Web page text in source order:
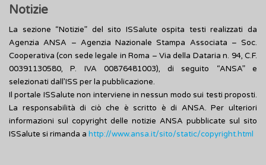
Notizie
La sezione “Notizie” del sito ISSalute ospita testi realizzati da
Agenzia ANSA – Agenzia Nazionale Stampa Associata – Soc.
Cooperativa (con sede legale in Roma – Via della Dataria n. 94, C.F.
00391130580, P. IVA 00876481003), di seguito “ANSA” e
selezionati dall’ISS per la pubblicazione.
Il portale ISSalute non interviene in nessun modo sui testi proposti.
La responsabilità di ciò che è scritto è di ANSA. Per ulteriori
informazioni sul copyright delle notizie ANSA pubblicate sul sito
ISSalute si rimanda a http://www.ansa.it/sito/static/copyright.html